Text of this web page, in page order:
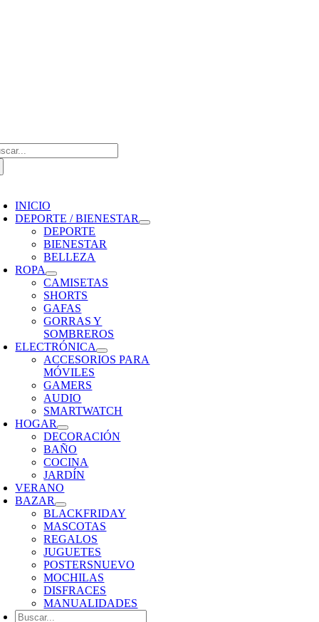
INICIO
DEPORTE / BIENESTAR
DEPORTE
BIENESTAR
BELLEZA
ROPA
CAMISETAS
SHORTS
GAFAS
GORRAS Y
SOMBREROS
ELECTRÓNICA
ACCESORIOS PARA
MÓVILES
GAMERS
AUDIO
SMARTWATCH
HOGAR
DECORACIÓN
BAÑO
COCINA
JARDÍN
VERANO
BAZAR
BLACKFRIDAY
MASCOTAS
REGALOS
JUGUETES
POSTERSNUEVO
MOCHILAS
DISFRACES
MANUALIDADES
Buscar: